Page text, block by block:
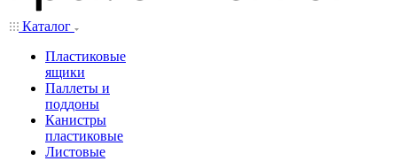
Каталог
Пластиковые
ящики
Паллеты и
поддоны
Канистры
пластиковые
Листовые